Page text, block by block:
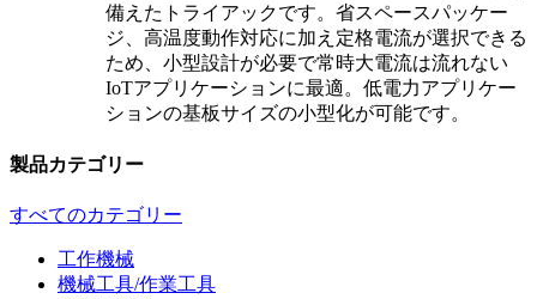
備えたトライアックです。省スペースパッケー
ジ、高温度動作対応に加え定格電流が選択できる
ため、小型設計が必要で常時大電流は流れない
IoTアプリケーションに最適。低電力アプリケー
ションの基板サイズの小型化が可能です。
製品カテゴリー
すべてのカテゴリー
工作機械
機械工具/作業工具